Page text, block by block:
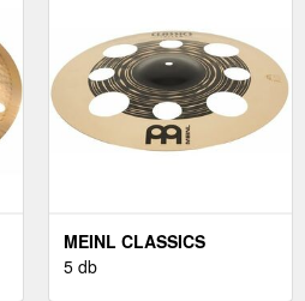
MEINL CLASSICS
CUSTOM DARK 16''
5 db